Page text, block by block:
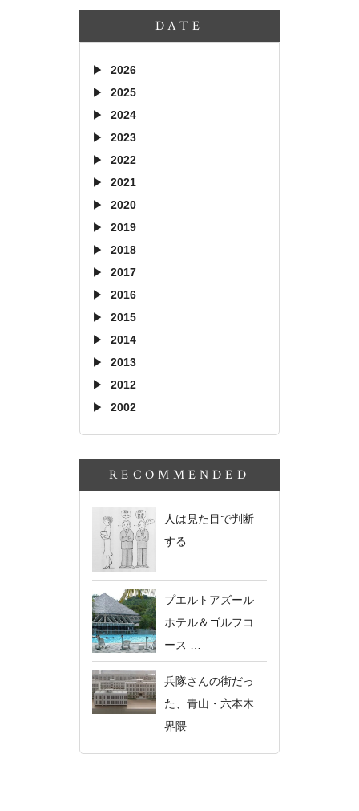
DATE
2026
2025
2024
2023
2022
2021
2020
2019
2018
2017
2016
2015
2014
2013
2012
2002
RECOMMENDED
人は見た目で判断
する
プエルトアズール
ホテル＆ゴルフコ
ース …
兵隊さんの街だっ
た、青山・六本木
界隈